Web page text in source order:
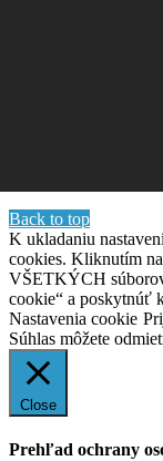
Back to top
K ukladaniu
cookies. Kliknutím
VŠETKÝCH
cookie“ a poskytnúť
Nastavenia cookie
Súhlas môžete
Close
Prehľad ochrany